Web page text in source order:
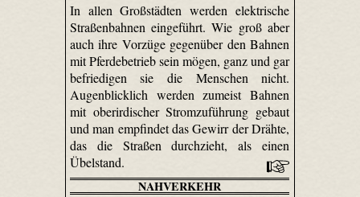
In allen Großstädten werden elektrische
Straßenbahnen eingeführt. Wie groß aber
auch ihre Vorzüge gegenüber den Bahnen
mit Pferdebetrieb sein mögen, ganz und gar
befriedigen sie die Menschen nicht.
Augenblicklich werden zumeist Bahnen
mit oberirdischer Stromzuführung gebaut
und man empfindet das Gewirr der Drähte,
das die Straßen durchzieht, als einen
Übelstand.
NAHVERKEHR